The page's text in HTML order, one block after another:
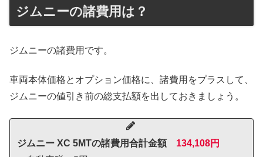
ジムニーの諸費用は？
ジムニーの諸費用です。
車両本体価格とオプション価格に、諸費用をプラスして、
ジムニーの値引き前の総支払額を出しておきましょう。
ジムニー XC 5MTの諸費用合計金額
134,108円